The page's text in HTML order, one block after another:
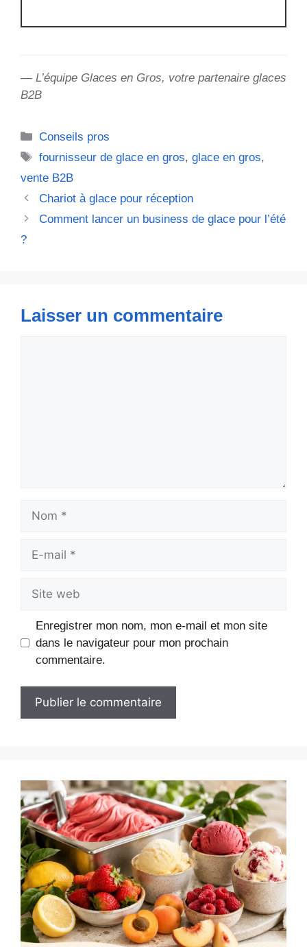
— L’équipe Glaces en Gros, votre partenaire glaces
B2B
Catégories
Conseils pros
Étiquettes
fournisseur de glace en gros,glace en gros,
vente B2B
Chariot à glace pour réception
Comment lancer un business de glace pour l’été
?
Laisser un commentaire
Nom
Site
Enregistrer mon nom, mon e-mail et mon site
dans le navigateur pour mon prochain
commentaire.